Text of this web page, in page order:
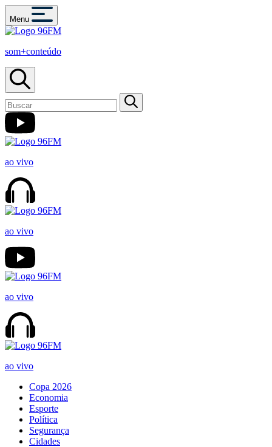
Menu
som+conteúdo
ao vivo
ao vivo
ao vivo
ao vivo
Copa 2026
Economia
Esporte
Política
Segurança
Cidades